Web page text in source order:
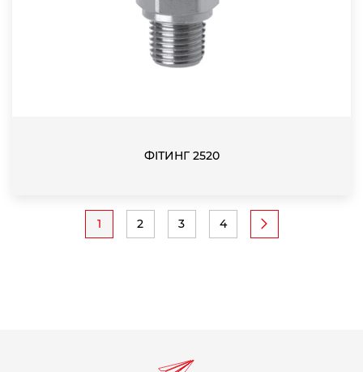
ФІТИНГ 2520
Поточна
1 Page
2 Page
3 Page
4